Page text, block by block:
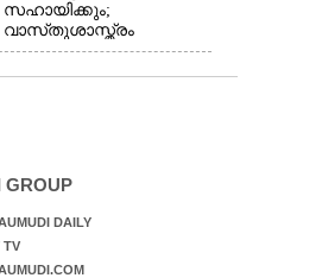
സഹായിക്കും;
വാസ്‌തുശാസ്ത്രം
പറയുന്നത് അനുസരിക്കാം
GROUP
DAILY
TV